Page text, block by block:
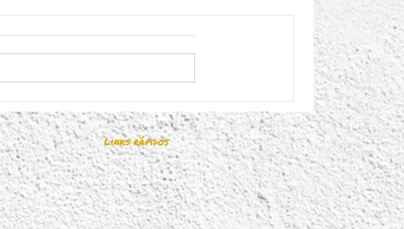
IRS: último dia para
A missão da Federação
promovendo a dignidade da
mulher, o apoio à maternidade e
a proteção da família. A Fede
28 de Junho de 1998: um
dia para não esquecer
Links rápidos
Quem Somos
O que fazemos
Temas
Imprensa
Contactos